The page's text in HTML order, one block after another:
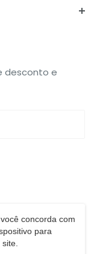
desconto e
concorda com
para